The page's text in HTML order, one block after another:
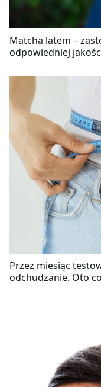
Matcha latem –
odpowiedniej
Przez miesiąc
odchudzanie. Oto